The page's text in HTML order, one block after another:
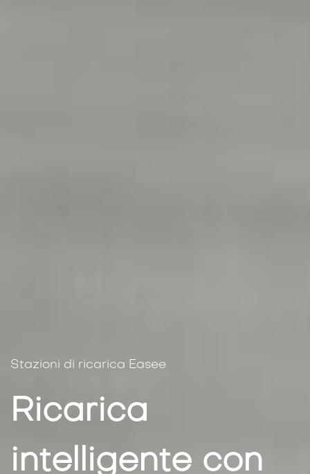
Stazioni di ricarica Easee
Ricarica
intelligente con